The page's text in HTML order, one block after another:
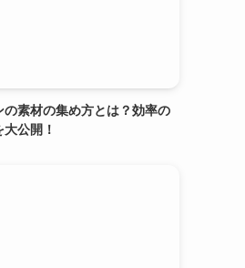
の素材の集め方とは？効率の
公開！